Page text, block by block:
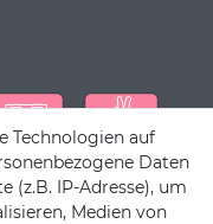
Technologien auf
Daten
(z.B. IP-Adresse), um
Medien von